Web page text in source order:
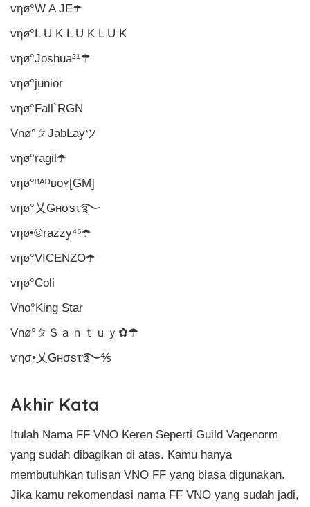
vηø°W A JE☂️
vηø°L U K L U K L U K
vηø°Joshua²¹☂
vηø°junior
vηø°Fall`RGN
Vnø°ㄆJabLayツ
vηø°ragil☂️
vηø°ᴮᴬᴰʙᴏʏ[GM]
vηø°乂Ǥнσsτ࿐
vηø•©razzy⁴⁵☂️
vηø°VICENZO☂️
vηø°Coli
Vno°King Star
Vnø°ㄆＳａｎｔｕｙ✿☂
ѵησ•乂Ǥнσsτ࿐⅘
Akhir Kata
Itulah Nama FF VNO Keren Seperti Guild Vagenorm
yang sudah dibagikan di atas. Kamu hanya
membutuhkan tulisan VNO FF yang biasa digunakan.
Jika kamu rekomendasi nama FF VNO yang sudah jadi,